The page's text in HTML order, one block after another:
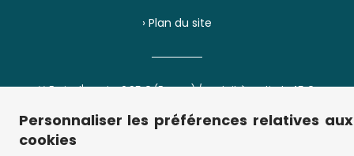
› Plan du site
** Frais d'envoi = 6,95 € (France) / gratuit à partir de 45 €.
qualité à bon prix.
© Fou-de-puzzle.com 2011 - 2026
Personnaliser les préférences relatives aux
cookies